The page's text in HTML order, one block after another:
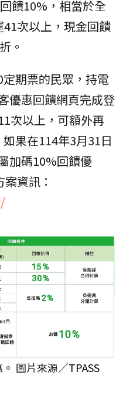
饋10%，相當於全
次以上，現金回饋
。
期票的民眾，持電
優惠回饋網頁完成登
次以上，可額外再
果在114年3月31日
加碼10%回饋優
資訊：
。 圖片來源／TPASS